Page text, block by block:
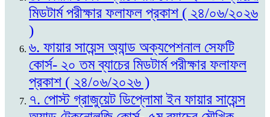
মিডটার্ম পরীক্ষার ফলাফল প্রকাশ ( ২৪/০৬/২০২৬
)
৬. ফায়ার সায়েন্স অ্যান্ড অক্যপেশনাল সেফটি
কোর্স- ২০ তম ব্যাচের মিডটার্ম পরীক্ষার ফলাফল
প্রকাশ ( ২৪/০৬/২০২৬ )
৭. পোস্ট গ্রাজুয়েট ডিপ্লোমা ইন ফায়ার সায়েন্স